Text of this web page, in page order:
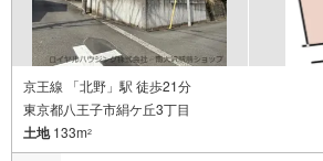
京王線 「北野」駅 徒歩21分
東京都八王子市絹ケ丘3丁目
土地133m2